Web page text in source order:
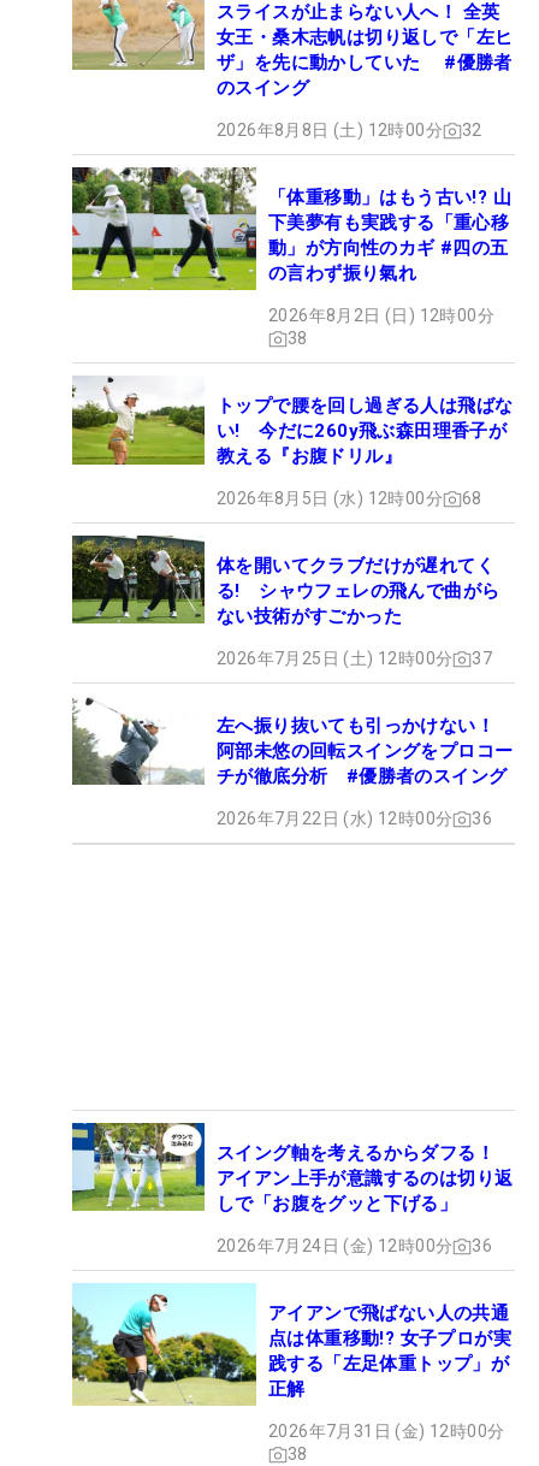
スライスが止まらない人へ！ 全英
女王・桑木志帆は切り返しで「左ヒ
ザ」を先に動かしていた #優勝者
のスイング
2026年8月8日 (土) 12時00分 32
「体重移動」はもう古い!? 山
下美夢有も実践する「重心移
動」が方向性のカギ #四の五
の言わず振り氣れ
2026年8月2日 (日) 12時00分
38
トップで腰を回し過ぎる人は飛ばな
い! 今だに260y飛ぶ森田理香子が
教える『お腹ドリル』
2026年8月5日 (水) 12時00分 68
体を開いてクラブだけが遅れてく
る! シャウフェレの飛んで曲がら
ない技術がすごかった
2026年7月25日 (土) 12時00分 37
左へ振り抜いても引っかけない！
阿部未悠の回転スイングをプロコー
チが徹底分析 #優勝者のスイング
2026年7月22日 (水) 12時00分 36
スイング軸を考えるからダフる！
アイアン上手が意識するのは切り返
しで「お腹をグッと下げる」
2026年7月24日 (金) 12時00分 36
アイアンで飛ばない人の共通
点は体重移動!? 女子プロが実
践する「左足体重トップ」が
正解
2026年7月31日 (金) 12時00分
38